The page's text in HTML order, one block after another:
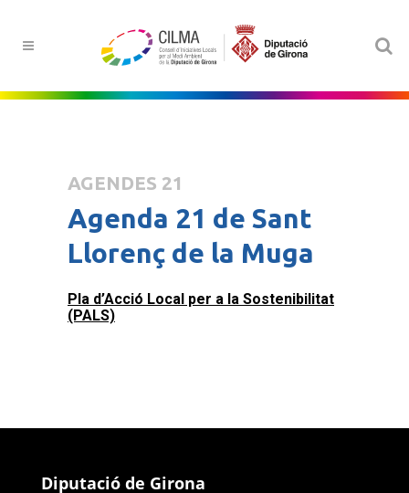
AGENDES 21
Agenda 21 de Sant
Llorenç de la Muga
Pla d’Acció Local per a la Sostenibilitat
(PALS)
Diputació de Girona